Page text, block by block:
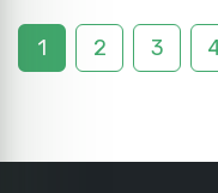
1 2 3